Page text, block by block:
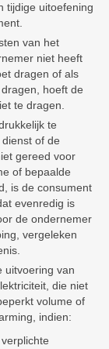
tijdige uitoefening
van het
niet heeft
dragen of als
hoeft de
te dragen.
te
of de
gereed voor
of bepaalde
is de consument
evenredig is
de ondernemer
vergeleken
uitvoering van
die niet
volume of
indien: